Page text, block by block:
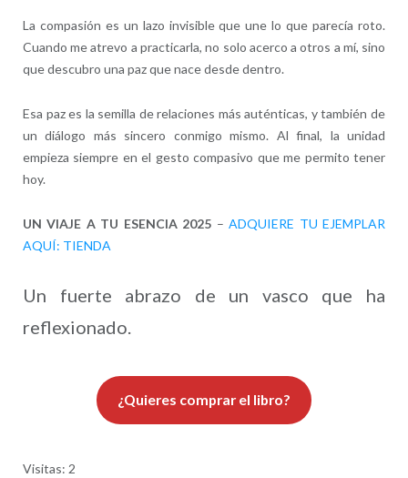
La compasión es un lazo invisible que une lo que parecía roto.
Cuando me atrevo a practicarla, no solo acerco a otros a mí, sino
que descubro una paz que nace desde dentro.
Esa paz es la semilla de relaciones más auténticas, y también de
un diálogo más sincero conmigo mismo. Al final, la unidad
empieza siempre en el gesto compasivo que me permito tener
hoy.
UN VIAJE A TU ESENCIA 2025 –ADQUIERE TU EJEMPLAR
AQUÍ: TIENDA
Un fuerte abrazo de un vasco que ha
reflexionado.
¿Quieres comprar el libro?
Visitas: 2